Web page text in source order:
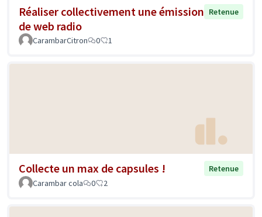
Réaliser collectivement une émission
de web radio
Retenue
CarambarCitron 0 1
Collecte un max de capsules !
Retenue
Carambar cola
0 2